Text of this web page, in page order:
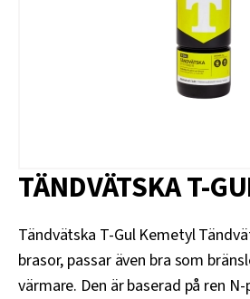
TÄNDVÄTSKA T-
Tändvätska T-Gul Kemetyl
brasor, passar även bra som
värmare. Den är baserad på ren